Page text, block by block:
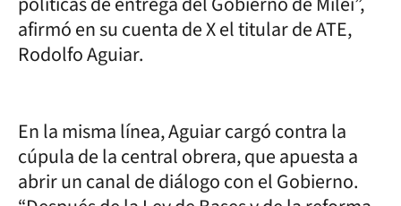
afirmó en su cuenta de X el titular de ATE,
Rodolfo Aguiar.
En la misma línea, Aguiar cargó contra la
cúpula de la central obrera, que apuesta a
abrir un canal de diálogo con el Gobierno.